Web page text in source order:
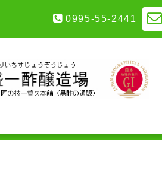
0995-55-2441